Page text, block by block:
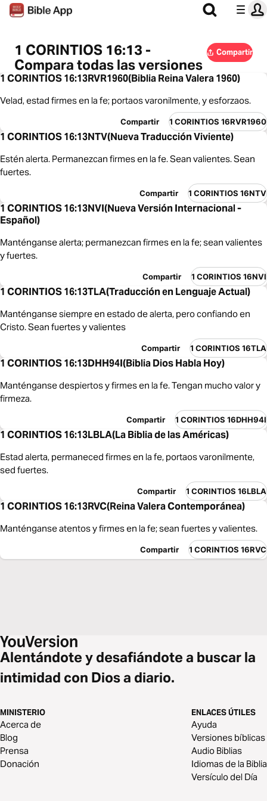
1 CORINTIOS 16:13 -
Compara todas las versiones
Compartir
1 CORINTIOS 16:13RVR1960(Biblia Reina Valera 1960)
Velad, estad firmes en la fe; portaos varonilmente, y esforzaos.
Compartir 1 CORINTIOS 16RVR1960
1 CORINTIOS 16:13NTV(Nueva Traducción Viviente)
Estén alerta. Permanezcan firmes en la fe. Sean valientes. Sean
fuertes.
Compartir 1 CORINTIOS 16NTV
1 CORINTIOS 16:13NVI(Nueva Versión Internacional -
Español)
Manténganse alerta; permanezcan firmes en la fe; sean valientes
y fuertes.
Compartir 1 CORINTIOS 16NVI
1 CORINTIOS 16:13TLA(Traducción en Lenguaje Actual)
Manténganse siempre en estado de alerta, pero confiando en
Cristo. Sean fuertes y valientes
Compartir 1 CORINTIOS 16TLA
1 CORINTIOS 16:13DHH94I(Biblia Dios Habla Hoy)
Manténganse despiertos y firmes en la fe. Tengan mucho valor y
firmeza.
Compartir 1 CORINTIOS 16DHH94I
1 CORINTIOS 16:13LBLA(La Biblia de las Américas)
Estad alerta, permaneced firmes en la fe, portaos varonilmente,
sed fuertes.
Compartir 1 CORINTIOS 16LBLA
1 CORINTIOS 16:13RVC(Reina Valera Contemporánea)
Manténganse atentos y firmes en la fe; sean fuertes y valientes.
Compartir 1 CORINTIOS 16RVC
Alentándote y desafiándote a buscar la
intimidad con Dios a diario.
MINISTERIO
Acerca de
Blog
Prensa
Donación
ENLACES ÚTILES
Ayuda
Versiones bíblicas
Audio Biblias
Idiomas de la Biblia
Versículo del Día